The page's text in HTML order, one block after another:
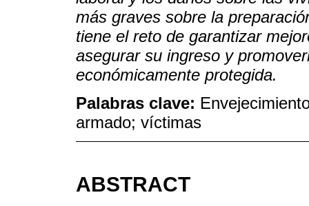
más graves sobre la
tiene el reto de garantizar
asegurar su ingreso y
económicamente protegida.
Palabras clave:
armado; víctimas
ABSTRACT